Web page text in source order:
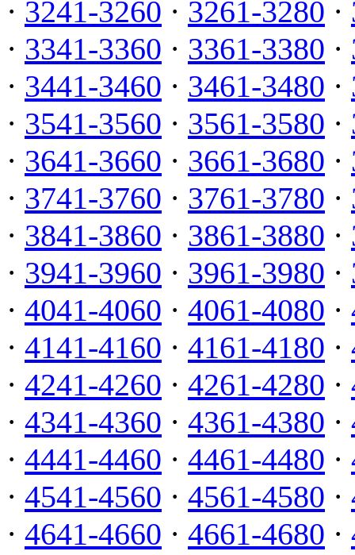
· 3241-3260 · 3261-3280 ·
· 3341-3360 · 3361-3380 ·
· 3441-3460 · 3461-3480 ·
· 3541-3560 · 3561-3580 ·
· 3641-3660 · 3661-3680 ·
· 3741-3760 · 3761-3780 ·
· 3841-3860 · 3861-3880 ·
· 3941-3960 · 3961-3980 ·
· 4041-4060 · 4061-4080 ·
· 4141-4160 · 4161-4180 ·
· 4241-4260 · 4261-4280 ·
· 4341-4360 · 4361-4380 ·
· 4441-4460 · 4461-4480 ·
· 4541-4560 · 4561-4580 ·
· 4641-4660 · 4661-4680 ·